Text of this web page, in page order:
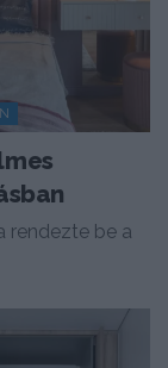
rendezte be a